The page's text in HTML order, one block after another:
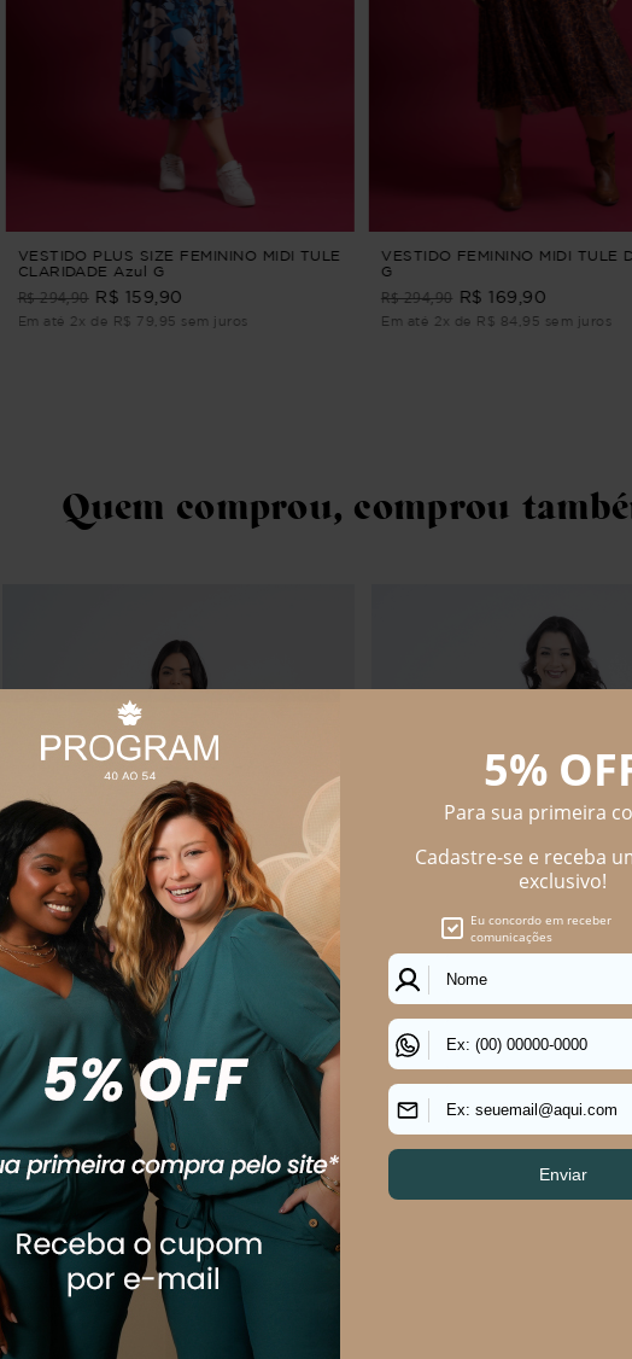
VESTIDO PLUS SIZE FEMININO MIDI TULE
CLARIDADE Azul G
R$ 294,90 R$ 159,90
Em até 2x de R$ 79,95 sem juros
VESTIDO FEMININO MIDI TULE
G
R$ 294,90 R$ 169,90
Em até 2x de R$ 84,95 sem juros
Quem comprou, comprou
VESTIDO PLUS SIZE FEMININO MIDI
ROSMARINO
R$ 279,90 R$ 209,90
Em até4x sem juros
Vestido Plus Size Feminino Midi
Os mais vendidos